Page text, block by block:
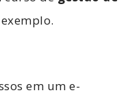
em um e-